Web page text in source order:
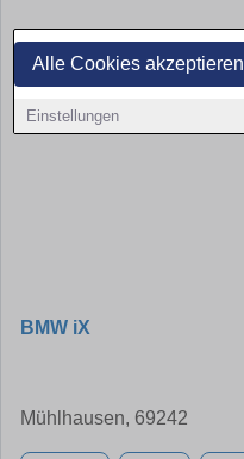
Alle Cookies akzeptieren
Einstellungen
BMW iX
Mühlhausen, 69242